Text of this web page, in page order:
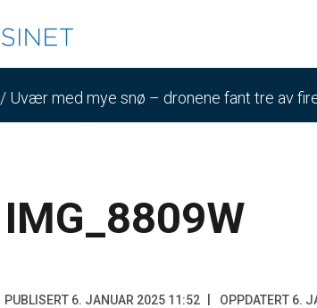
/ Uvær med mye snø – dronene fant tre av
IMG_8809W
PUBLISERT 6. JANUAR 2025 11:52 OPPDATERT 6.